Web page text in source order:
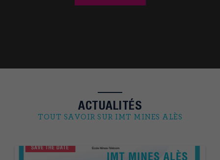
ACTUALITÉS
TOUT SAVOIR SUR IMT MINES ALÈS